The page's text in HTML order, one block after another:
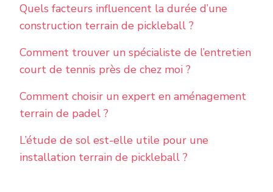
Quels facteurs influencent la durée d’une
construction terrain de pickleball ?
Comment trouver un spécialiste de l’entretien
court de tennis près de chez moi ?
Comment choisir un expert en aménagement
terrain de padel ?
L’étude de sol est-elle utile pour une
installation terrain de pickleball ?